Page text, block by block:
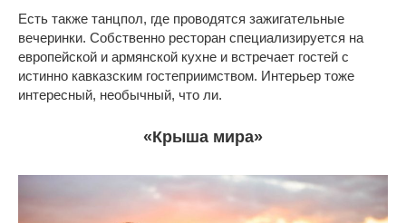
Есть также танцпол, где проводятся зажигательные
вечеринки. Собственно ресторан специализируется на
европейской и армянской кухне и встречает гостей с
истинно кавказским гостеприимством. Интерьер тоже
интересный, необычный, что ли.
«Крыша мира»